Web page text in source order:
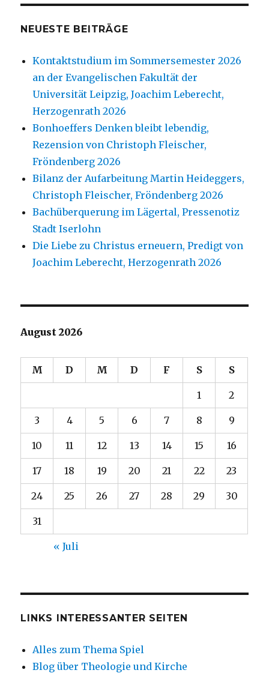
NEUESTE BEITRÄGE
Kontaktstudium im Sommersemester 2026
an der Evangelischen Fakultät der
Universität Leipzig, Joachim Leberecht,
Herzogenrath 2026
Bonhoeffers Denken bleibt lebendig,
Rezension von Christoph Fleischer,
Fröndenberg 2026
Bilanz der Aufarbeitung Martin Heideggers,
Christoph Fleischer, Fröndenberg 2026
Bachüberquerung im Lägertal, Pressenotiz
Stadt Iserlohn
Die Liebe zu Christus erneuern, Predigt von
Joachim Leberecht, Herzogenrath 2026
August 2026
M D M D F S S
1 2
3 4 5 6 7 8 9
10 11 12 13 14 15 16
17 18 19 20 21 22 23
24 25 26 27 28 29 30
31
« Juli
LINKS INTERESSANTER SEITEN
Alles zum Thema Spiel
Blog über Theologie und Kirche